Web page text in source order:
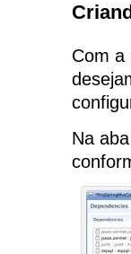
Com a
Na aba